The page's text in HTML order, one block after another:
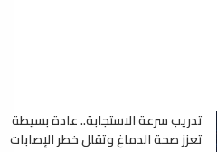
تدريب سرعة الاستجابة.. عادة بسيطة
تعزز صحة الدماغ وتقلل خطر الإصابات